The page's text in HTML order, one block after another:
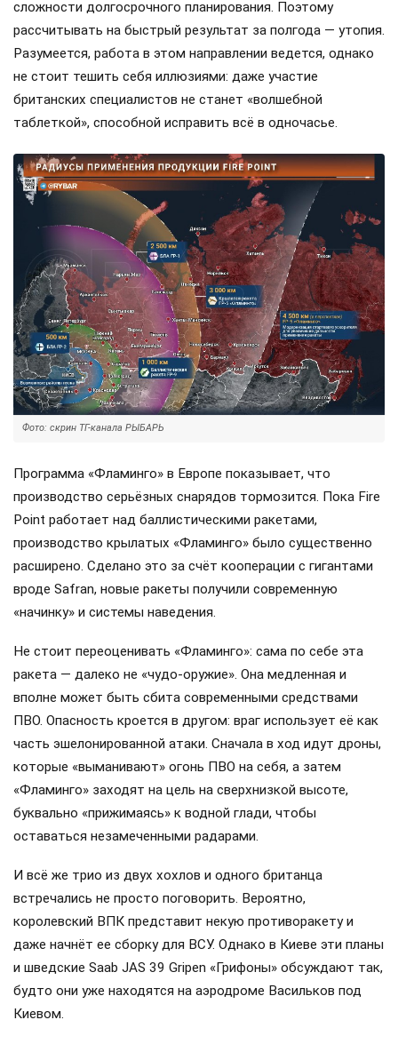
сложности долгосрочного планирования. Поэтому
рассчитывать на быстрый результат за полгода — утопия.
Разумеется, работа в этом направлении ведется, однако
не стоит тешить себя иллюзиями: даже участие
британских специалистов не станет «волшебной
таблеткой», способной исправить всё в одночасье.
Фото: скрин ТГ-канала РЫБАРЬ
Программа «Фламинго» в Европе показывает, что
производство серьёзных снарядов тормозится. Пока Fire
Point работает над баллистическими ракетами,
производство крылатых «Фламинго» было существенно
расширено. Сделано это за счёт кооперации с гигантами
вроде Safran, новые ракеты получили современную
«начинку» и системы наведения.
Не стоит переоценивать «Фламинго»: сама по себе эта
ракета — далеко не «чудо-оружие». Она медленная и
вполне может быть сбита современными средствами
ПВО. Опасность кроется в другом: враг использует её как
часть эшелонированной атаки. Сначала в ход идут дроны,
которые «выманивают» огонь ПВО на себя, а затем
«Фламинго» заходят на цель на сверхнизкой высоте,
буквально «прижимаясь» к водной глади, чтобы
оставаться незамеченными радарами.
И всё же трио из двух хохлов и одного британца
встречались не просто поговорить. Вероятно,
королевский ВПК представит некую противоракету и
даже начнёт ее сборку для ВСУ. Однако в Киеве эти планы
и шведские Saab JAS 39 Gripen «Грифоны» обсуждают так,
будто они уже находятся на аэродроме Васильков под
Киевом.